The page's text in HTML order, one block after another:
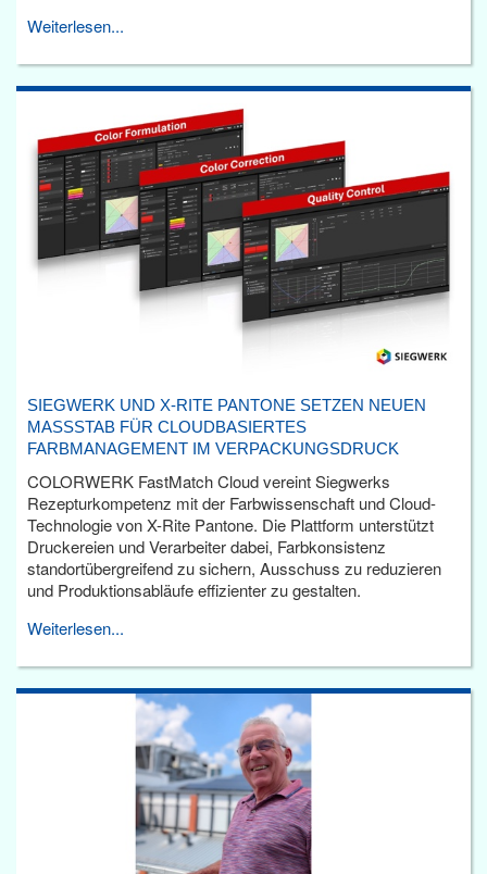
Weiterlesen...
SIEGWERK UND X-RITE PANTONE SETZEN NEUEN
MASSSTAB FÜR CLOUDBASIERTES F
ARBMANAGEMENT IM VERPACKUNGSDRUCK
COLORWERK FastMatch Cloud vereint Siegwerks
Rezepturkompetenz mit der Farbwissenschaft und Cloud-
Technologie von X-Rite Pantone. Die Plattform unterstützt
Druckereien und Verarbeiter dabei, Farbkonsistenz
standortübergreifend zu sichern, Ausschuss zu reduzieren
und Produktionsabläufe effizienter zu gestalten.
Weiterlesen...